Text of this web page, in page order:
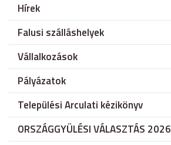
Hírek
Falusi szálláshelyek
Vállalkozások
Pályázatok
Települési Arculati kézikönyv
ORSZÁGGYÜLÉSI VÁLASZTÁS 2026